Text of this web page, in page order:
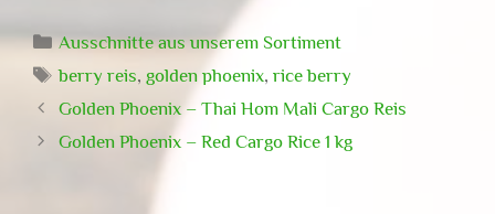
Kategorien
Ausschnitte aus unserem Sortiment
Schlagwörter
berry reis, golden phoenix,rice berry
Golden Phoenix – Thai Hom Mali Cargo Reis
Golden Phoenix – Red Cargo Rice 1 kg